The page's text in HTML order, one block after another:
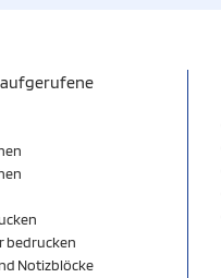
bedrucken
Notizblöcke